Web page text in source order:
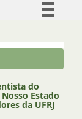
BR
do
Estado
da UFRJ